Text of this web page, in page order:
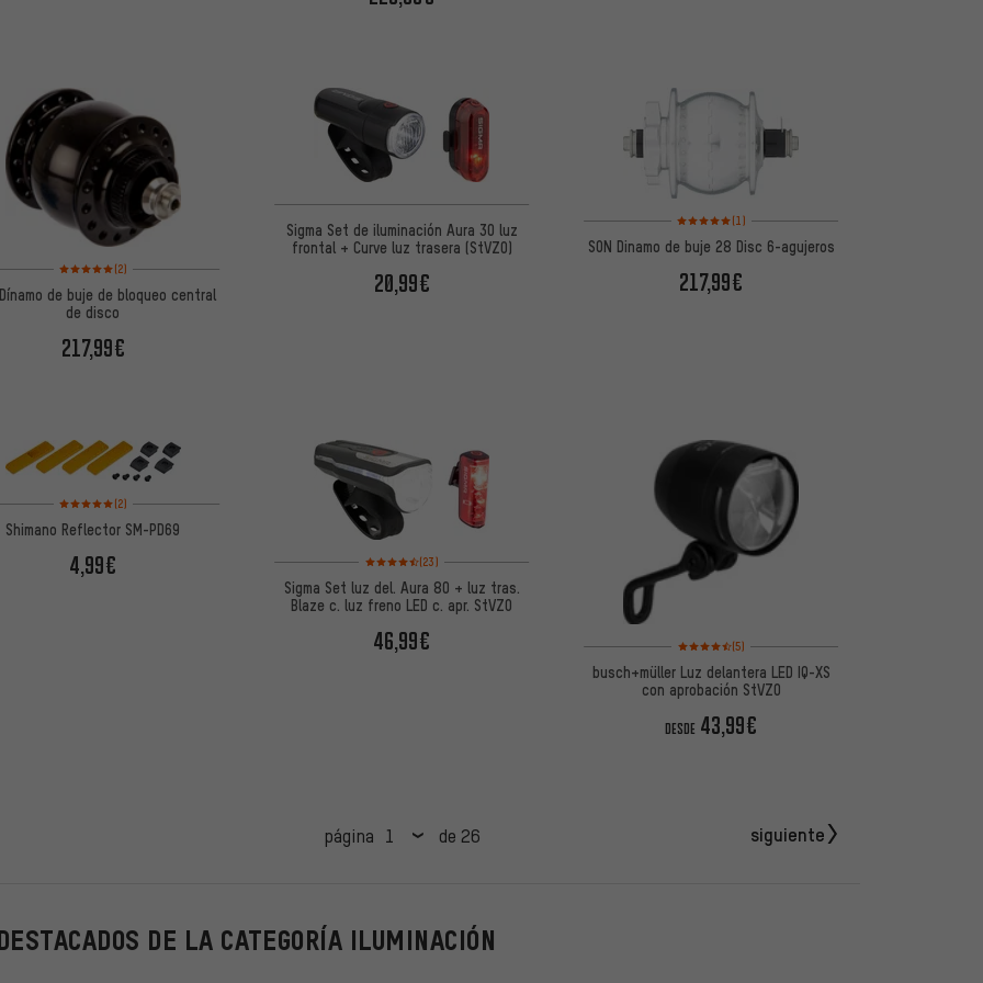
Valoración media: 5 de 5 basada en 2 reseñas
(2)
de buje de bloqueo central
de disco
217,99€
Sigma Set de iluminación Aura 30 luz
frontal + Curve luz trasera (StVZO)
20,99€
Valoración media: 5 de 5 basada en 1 reseñas
(1)
SON Dinamo de buje 28 Disc 6-agujeros
217,99€
Valoración media: 5 de 5 basada en 2 reseñas
(2)
Shimano Reflector SM-PD69
4,99€ Valoración media: 4,5 de 5 basada en 23 reseñas
(23)
Sigma Set luz del. Aura 80 + luz tras.
Blaze c. luz freno LED c. apr. StVZO
46,99€ Valoración media: 4,5 de 5 basada en 5 reseñas
(5)
busch+müller Luz delantera LED IQ-XS
con aprobación StVZO
DESDE 43,99€
página de 26 siguiente
DE LA CATEGORÍA ILUMINACIÓN